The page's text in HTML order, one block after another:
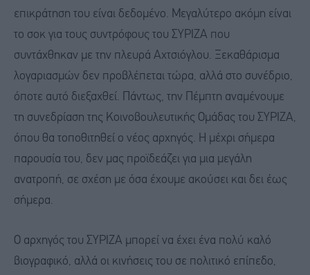
επικράτηση του είναι δεδομένο. Μεγαλύτερο ακόμη είναι
το σοκ για τους συντρόφους του ΣΥΡΙΖΑ που
συντάχθηκαν με την πλευρά Αχτσιόγλου. Ξεκαθάρισμα
λογαριασμών δεν προβλέπεται τώρα, αλλά στο συνέδριο,
όποτε αυτό διεξαχθεί. Πάντως, την Πέμπτη αναμένουμε
τη συνεδρίαση της Κοινοβουλευτικής Ομάδας του ΣΥΡΙΖΑ,
όπου θα τοποθιτηθεί ο νέος αρχηγός. Η μέχρι σήμερα
παρουσία του, δεν μας προϊδεάζει για μια μεγάλη
ανατροπή, σε σχέση με όσα έχουμε ακούσει και δει έως
σήμερα.
Ο αρχηγός του ΣΥΡΙΖΑ μπορεί να έχει ένα πολύ καλό
βιογραφικό, αλλά οι κινήσεις του σε πολιτικό επίπεδο,